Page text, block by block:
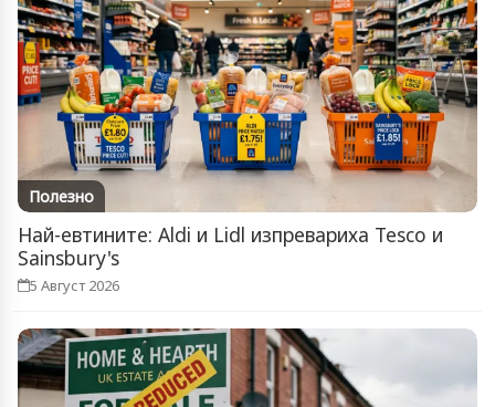
Полезно
Най-евтините: Aldi и Lidl изпревариха Tesco и
Sainsbury's
5 Август 2026